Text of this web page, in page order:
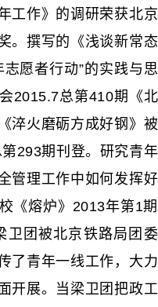
工作》的调研荣获北京
。撰写的《浅谈新常态
志愿者行动”的实践与思
2015.7总第410期《北
淬火磨砺方成好钢》被
293期刊登。研究青年
管理工作中如何发挥好
《熔炉》2013年第1期
卫团被北京铁路局团委
了青年一线工作，大力
开展。当梁卫团把政工